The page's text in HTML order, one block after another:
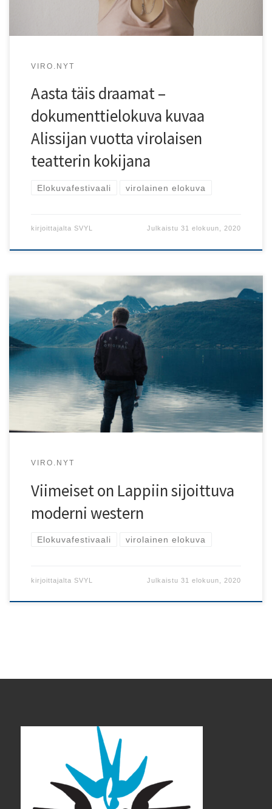
VIRO.NYT
Aasta täis draamat –
dokumenttielokuva kuvaa
Alissijan vuotta virolaisen
teatterin kokijana
Elokuvafestivaali virolainen elokuva
kirjoittajalta SVYL Julkaistu31 elokuun, 2020
Viimeiset (2020) nähdään Rakkautta & Anarkiaa -
elokuvafestivaalilla 17.-27.9.2020.
VIRO.NYT
Viimeiset on Lappiin sijoittuva
moderni western
Elokuvafestivaali virolainen elokuva
kirjoittajalta SVYL Julkaistu31 elokuun, 2020